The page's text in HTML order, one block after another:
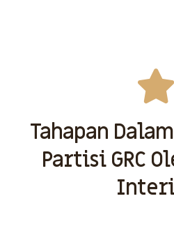
Tahapan
Partisi GRC